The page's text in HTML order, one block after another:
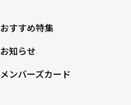
おすすめ特集
お知らせ
メンバーズカード